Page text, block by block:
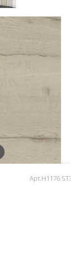
Арт.H1176